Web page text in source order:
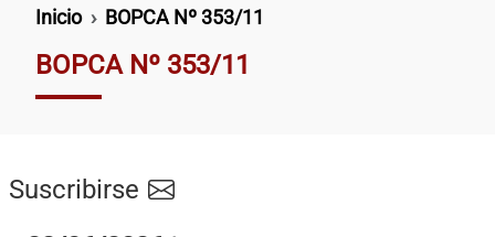
Ruta de navegación
Inicio BOPCA Nº 353/11
BOPCA Nº 353/11
Suscribirse